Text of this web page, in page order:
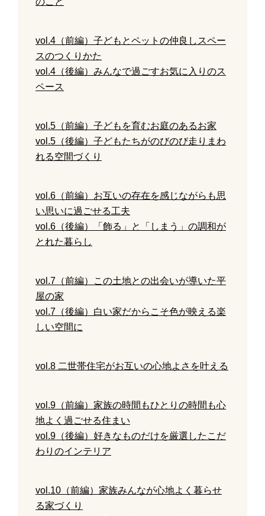
vol.4（前編）子どもとペットの仲良しスペー
スのつくりかた
vol.4（後編）みんなで過ごすお気に入りのス
ペース
vol.5（前編）子どもを育むお庭のあるお家
vol.5（後編）子どもたちがのびのび走りまわ
れる空間づくり
vol.6（前編）お互いの存在を感じながらも思
い思いに過ごせる工夫
vol.6（後編）「飾る」と「しまう」の調和が
とれた暮らし
vol.7（前編）この土地との出会いが導いた平
屋の家
vol.7（後編）白い家だからこそ色が映える楽
しい空間に
vol.8 二世帯住宅がお互いの心地よさを叶える
vol.9（前編）家族の時間もひとりの時間も心
地よく過ごせる住まい
vol.9（後編）好きなものだけを厳選したこだ
わりのインテリア
vol.10（前編）家族みんなが心地よく暮らせ
る家づくり